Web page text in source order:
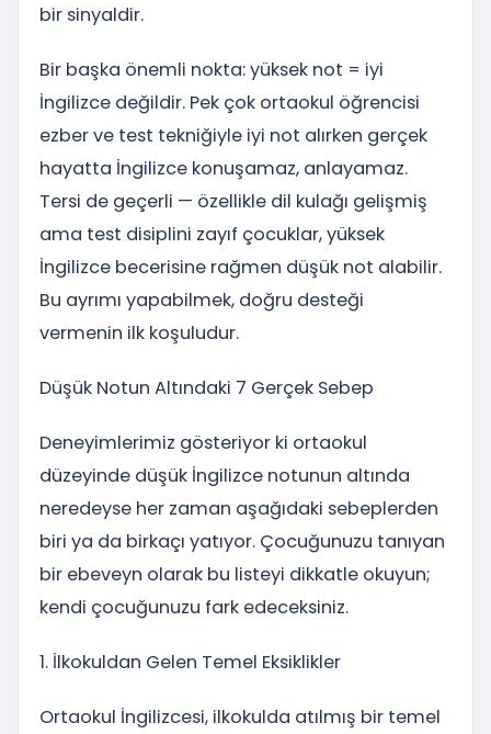
bir sinyaldir.
Bir başka önemli nokta: yüksek not = iyi
İngilizce değildir. Pek çok ortaokul öğrencisi
ezber ve test tekniğiyle iyi not alırken gerçek
hayatta İngilizce konuşamaz, anlayamaz.
Tersi de geçerli — özellikle dil kulağı gelişmiş
ama test disiplini zayıf çocuklar, yüksek
İngilizce becerisine rağmen düşük not alabilir.
Bu ayrımı yapabilmek, doğru desteği
vermenin ilk koşuludur.
Düşük Notun Altındaki 7 Gerçek Sebep
Deneyimlerimiz gösteriyor ki ortaokul
düzeyinde düşük İngilizce notunun altında
neredeyse her zaman aşağıdaki sebeplerden
biri ya da birkaçı yatıyor. Çocuğunuzu tanıyan
bir ebeveyn olarak bu listeyi dikkatle okuyun;
kendi çocuğunuzu fark edeceksiniz.
1. İlkokuldan Gelen Temel Eksiklikler
Ortaokul İngilizcesi, ilkokulda atılmış bir temel